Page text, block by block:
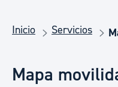
Inicio Servicios
Mapa